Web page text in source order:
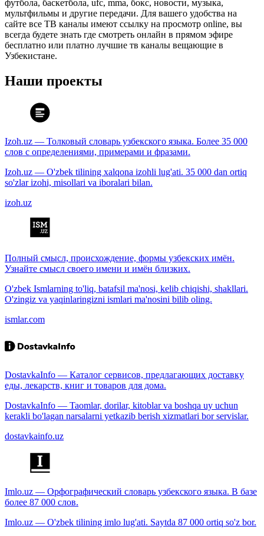
футбола, баскетбола, ufc, mma, бокс, новости, музыка,
мультфильмы и другие передачи. Для вашего удобства на
сайте все ТВ каналы имеют ссылку на просмотр online, вы
всегда будете знать где смотреть онлайн в прямом эфире
бесплатно или платно лучшие тв каналы вещающие в
Узбекистане.
Наши проекты
Izoh.uz — Толковый словарь узбекского языка. Более 35 000
слов с определениями, примерами и фразами.
Izoh.uz — O'zbek tilining xalqona izohli lug'ati. 35 000 dan ortiq
so'zlar izohi, misollari va iboralari bilan.
izoh.uz
Полный смысл, происхождение, формы узбекских имён.
Узнайте смысл своего имени и имён близких.
O'zbek Ismlarning to'liq, batafsil ma'nosi, kelib chiqishi, shakllari.
O'zingiz va yaqinlaringizni ismlari ma'nosini bilib oling.
ismlar.com
DostavkaInfo — Каталог сервисов, предлагающих доставку
еды, лекарств, книг и товаров для дома.
DostavkaInfo — Taomlar, dorilar, kitoblar va boshqa uy uchun
kerakli bo'lagan narsalarni yetkazib berish xizmatlari bor servislar.
dostavkainfo.uz
Imlo.uz — Орфографический словарь узбекского языка. В базе
более 87 000 слов.
Imlo.uz — O'zbek tilining imlo lug'ati. Saytda 87 000 ortiq so'z bor.